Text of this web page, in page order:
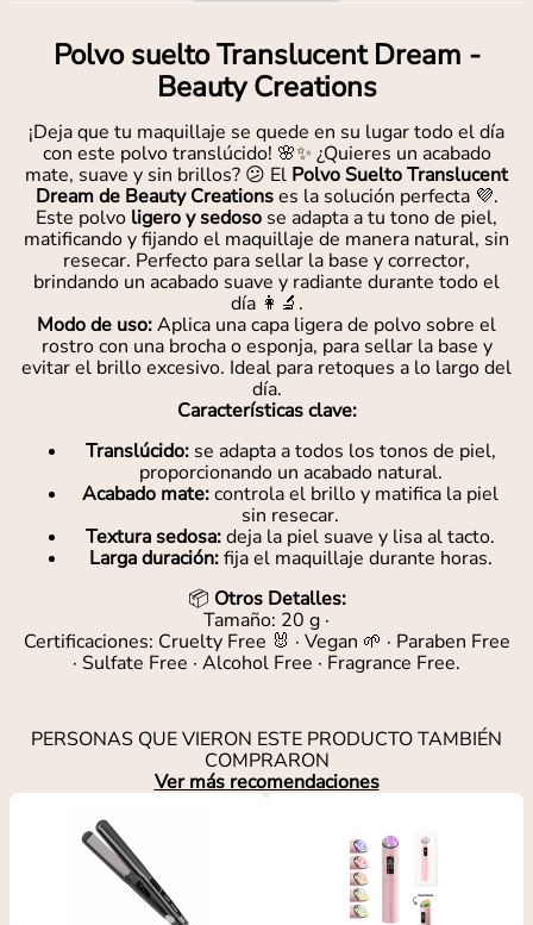
Polvo suelto Translucent Dream -
Beauty Creations
¡Deja que tu maquillaje se quede en su lugar todo el día
con este polvo translúcido! 🌸✨ ¿Quieres un acabado
mate, suave y sin brillos? 😕 El Polvo Suelto Translucent
Dream de Beauty Creationses la solución perfecta 💜.
Este polvo ligero y sedoso se adapta a tu tono de piel,
matificando y fijando el maquillaje de manera natural, sin
resecar. Perfecto para sellar la base y corrector,
brindando un acabado suave y radiante durante todo el
día 👩‍🔬.
Modo de uso:Aplica una capa ligera de polvo sobre el
rostro con una brocha o esponja, para sellar la base y
evitar el brillo excesivo. Ideal para retoques a lo largo del
día.
Características clave:
Translúcido:se adapta a todos los tonos de piel,
proporcionando un acabado natural.
Acabado mate:controla el brillo y matifica la piel
sin resecar.
Textura sedosa:deja la piel suave y lisa al tacto.
Larga duración:fija el maquillaje durante horas.
📦 Otros Detalles:
Tamaño: 20 g ·
Certificaciones: Cruelty Free 🐰 · Vegan 🌱 · Paraben Free
· Sulfate Free · Alcohol Free · Fragrance Free.
PERSONAS QUE VIERON ESTE PRODUCTO TAMBIÉN
COMPRARON
Ver más recomendaciones